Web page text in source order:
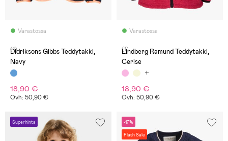
Varastossa
(1)
Didriksons Gibbs Teddytakki,
Navy
18,90 €
Ovh: 50,90 €
Varastossa
(1)
Lindberg Ramund Teddytakki,
Cerise
18,90 €
Ovh: 50,90 €
Superhinta -17%
Flash Sale